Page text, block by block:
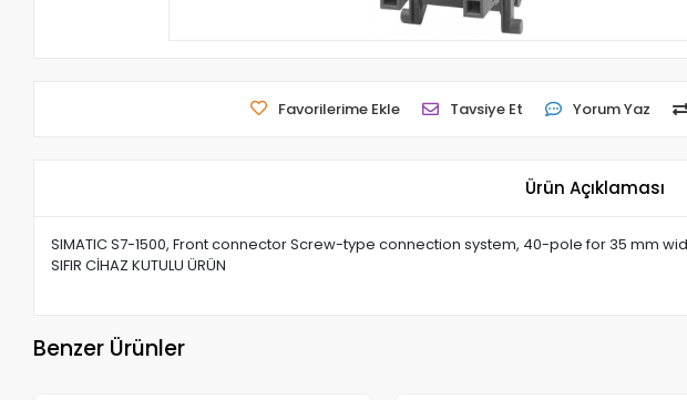
Favorilerime Ekle Tavsiye Et Yorum Yaz
Ürün Açıklaması
SIMATIC S7-1500, Front connector Screw-type connection system, 40-pole for 35 mm
SIFIR CİHAZ KUTULU ÜRÜN
Benzer Ürünler